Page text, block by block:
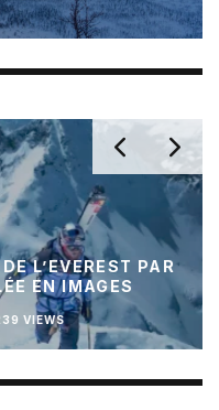
L’EVEREST PAR
EN IMAGES
VIEWS